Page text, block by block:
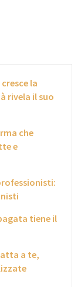
la
rivela il suo
che
e
tiene il
a te,